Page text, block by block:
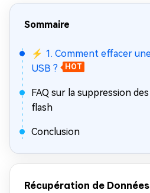
Sommaire
⚡ 1. Comment effacer
USB ?
HOT
FAQ sur la suppression
flash
Conclusion
Récupération de Données